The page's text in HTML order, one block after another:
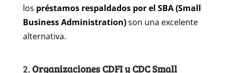
los préstamos respaldados por el SBA (Small
Business Administration)son una excelente
alternativa.
2.Organizaciones CDFI y CDC Small